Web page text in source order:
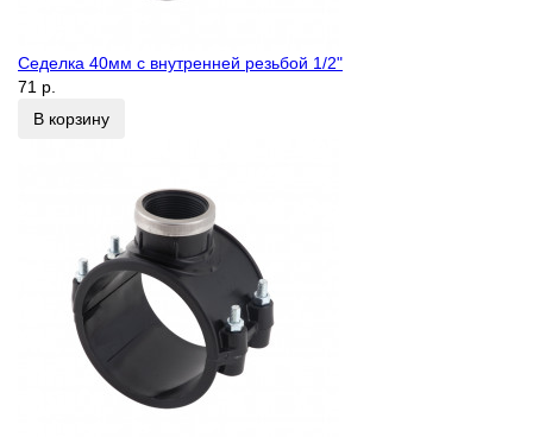
Седелка 40мм с внутренней резьбой 1/2"
71 р.
В корзину